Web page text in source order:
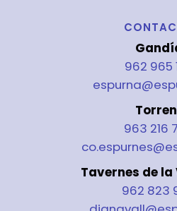
962 965
963 216
Tavernes de
962 823